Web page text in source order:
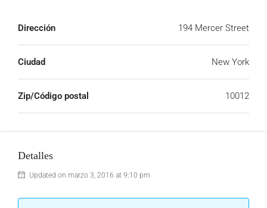
Dirección 194 Mercer Street
Ciudad New York
Zip/Código postal 10012
Detalles
Updated on marzo 3, 2016 at 9:10 pm